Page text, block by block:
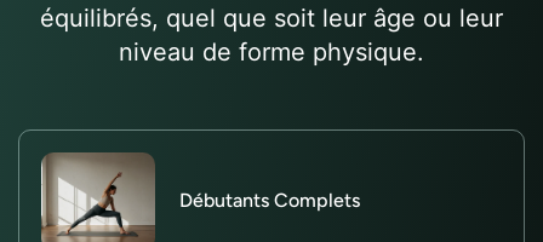
équilibrés, quel que soit leur âge ou leur
niveau de forme physique.
Débutants Complets